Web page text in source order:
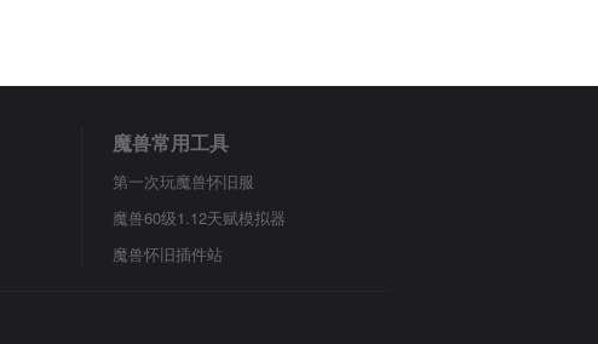
魔兽常用工具
第一次玩魔兽怀旧服
魔兽60级1.12天赋模拟器
魔兽怀旧插件站